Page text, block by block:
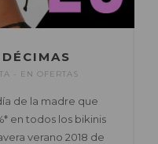
EN OFERTAS
de la madre que
en todos los bikinis
verano 2018 de